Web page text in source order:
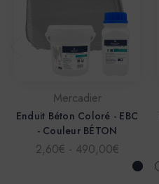
Mercadier
Enduit Béton Coloré - EBC
- Couleur BÉTON
2,60€ - 490,00€